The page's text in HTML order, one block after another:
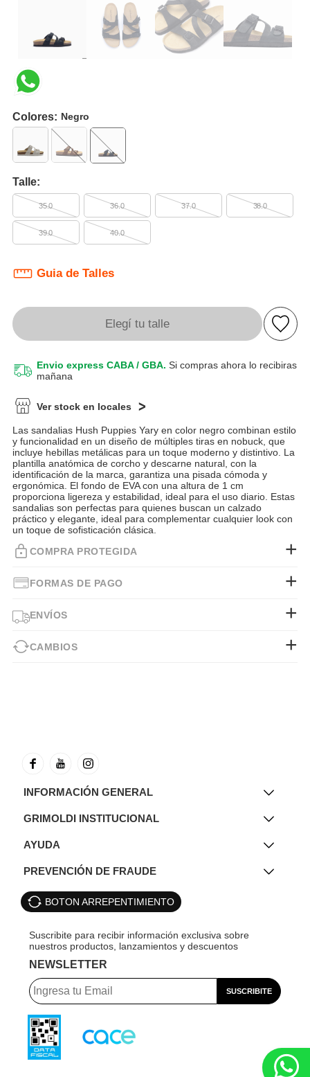
Colores: Negro
Talle:
35.0 36.0 37.0 38.0
39.0 40.0
Guia de Talles
Elegí tu talle
Envio express CABA / GBA. Si compras ahora lo recibiras
mañana
Ver stock en locales
Las sandalias Hush Puppies Yary en color negro combinan estilo
y funcionalidad en un diseño de múltiples tiras en nobuck, que
incluye hebillas metálicas para un toque moderno y distintivo. La
plantilla anatómica de corcho y descarne natural, con la
identificación de la marca, garantiza una pisada cómoda y
ergonómica. El fondo de EVA con una altura de 1 cm
proporciona ligereza y estabilidad, ideal para el uso diario. Estas
sandalias son perfectas para quienes buscan un calzado
práctico y elegante, ideal para complementar cualquier look con
un toque de sofisticación clásica.
COMPRA PROTEGIDA
FORMAS DE PAGO
ENVÍOS
CAMBIOS
INFORMACIÓN GENERAL
GRIMOLDI INSTITUCIONAL
AYUDA
PREVENCIÓN DE FRAUDE
BOTON ARREPENTIMIENTO
NEWSLETTER